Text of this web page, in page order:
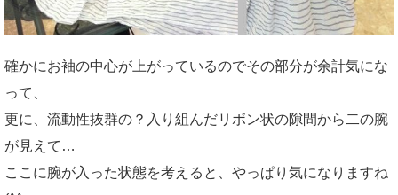
確かにお袖の中心が上がっているのでその部分が余計気にな
って、
更に、流動性抜群の？入り組んだリボン状の隙間から二の腕
が見えて…
ここに腕が入った状態を考えると、やっぱり気になりますね